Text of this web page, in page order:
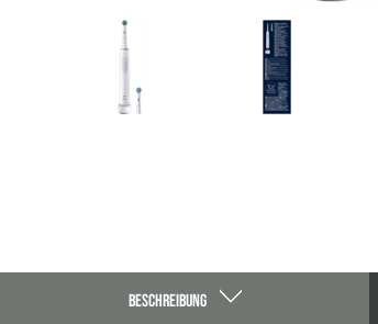
BESCHREIBUNG